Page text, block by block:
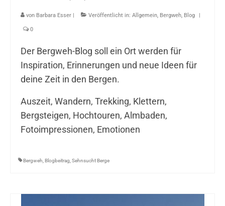
von Barbara Esser Veröffentlicht in: Allgemein, Bergweh, Blog
0
Der Bergweh-Blog soll ein Ort werden für
Inspiration, Erinnerungen und neue Ideen für
deine Zeit in den Bergen.
Auszeit, Wandern, Trekking, Klettern,
Bergsteigen, Hochtouren, Almbaden,
Fotoimpressionen, Emotionen
Bergweh,Blogbeitrag,Sehnsucht Berge